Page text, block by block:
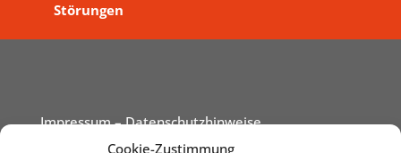
Cookie-Zustimmung
Störungen
Impressum– Datenschutzhinweise